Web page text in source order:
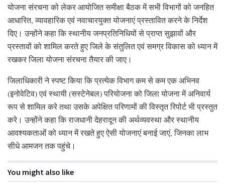
योजना संरचना को लेकर आयोजित समीक्षा बैठक में सभी विभागों को जनहित
आधारित, व्यावहारिक एवं नवाचारयुक्त योजनाएं प्रस्तावित करने के निर्देश
दिए। उन्होंने कहा कि स्थानीय जनप्रतिनिधियों से प्राप्त सुझावों और
प्रस्तावों को शामिल करते हुए जिले के संतुलित एवं समग्र विकास को ध्यान में
रखकर जिला योजना संरचना तैयार की जाए।
जिलाधिकारी ने स्पष्ट किया कि प्रत्येक विभाग कम से कम एक अभिनव
(इनोवेटिव) एवं स्थायी (सस्टेनेबल) परियोजना को जिला योजना में अनिवार्य
रूप से शामिल करे तथा उसके अपेक्षित परिणामों की विस्तृत रिपोर्ट भी प्रस्तुत
करे। उन्होंने कहा कि राजधानी देहरादून की अर्थव्यवस्था और स्थानीय
आवश्यकताओं को ध्यान में रखते हुए ऐसी योजनाएं बनाई जाएं, जिनका लाभ
सीधे आमजन तक पहुंचे।
You might also like